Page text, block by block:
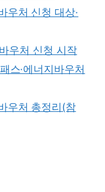
우처 신청 대상·
우처 신청 시작
스·에너지바우처
우처 총정리(참